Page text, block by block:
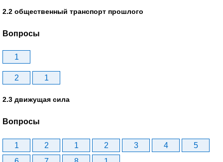
2.2 общественный транспорт прошлого
Вопросы
1
2 1
2.3 движущая сила
Вопросы
1 2 1 2 3 4
5